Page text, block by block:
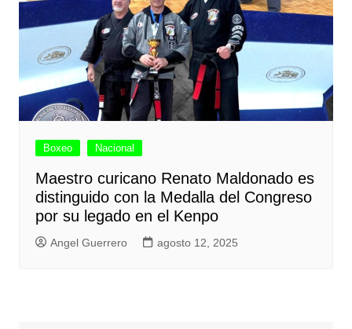
Boxeo Nacional
Maestro curicano Renato Maldonado es
distinguido con la Medalla del Congreso
por su legado en el Kenpo
Angel Guerrero agosto 12, 2025